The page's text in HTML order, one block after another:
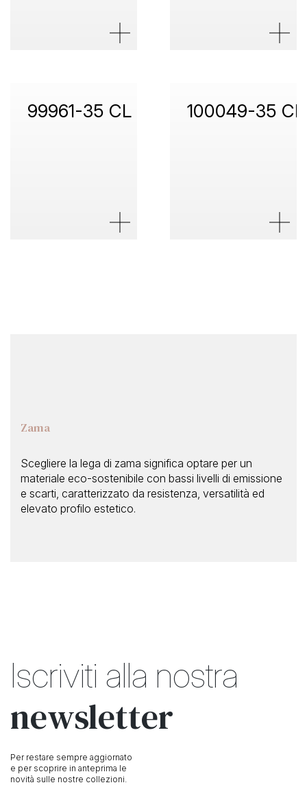
99961-35 CL 100049-35 CL
Zama
Scegliere la lega di zama significa optare per un
materiale eco-sostenibile con bassi livelli di emissione
e scarti, caratterizzato da resistenza, versatilità ed
elevato profilo estetico.
Iscriviti alla nostra
newsletter
Per restare sempre aggiornato
e per scoprire in anteprima le
novità sulle nostre collezioni.